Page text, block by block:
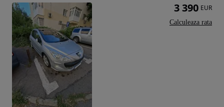
3 390 EUR
Calculeaza rata